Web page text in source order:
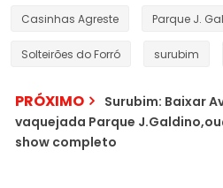
Casinhas Agreste Parque J.
Solteirões do Forró surubim
PRÓXIMO
Surubim: Baixar
vaquejada Parque
show completo